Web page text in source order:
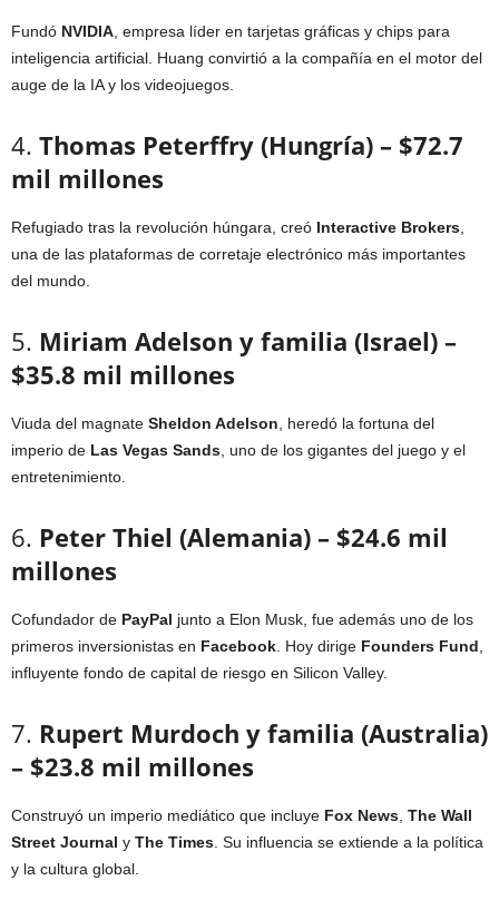
Fundó NVIDIA , empresa líder en tarjetas gráficas y chips para
inteligencia artificial. Huang convirtió a la compañía en el motor del
auge de la IA y los videojuegos.
4. Thomas Peterffry (Hungría) – $72.7
mil millones
Refugiado tras la revolución húngara, creó Interactive Brokers
una de las plataformas de corretaje electrónico más importantes
del mundo.
5. Miriam Adelson y familia (Israel) –
$35.8 mil millones
Viuda del magnate Sheldon Adelson , heredó la fortuna del
imperio de Las Vegas Sands , uno de los gigantes del juego y el
entretenimiento.
6. Peter Thiel (Alemania) – $24.6 mil
millones
Cofundador de PayPal junto a Elon Musk, fue además uno de los
primeros inversionistas en Facebook . Hoy dirige Founders Fund
influyente fondo de capital de riesgo en Silicon Valley.
7. Rupert Murdoch y familia (Australia)
– $23.8 mil millones
Construyó un imperio mediático que incluye Fox News The Wall
Street Journal y The Times . Su influencia se extiende a la política
y la cultura global.